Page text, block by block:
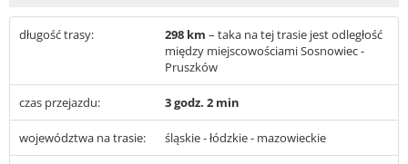
długość trasy: 298 km – taka na tej trasie jest odległość
między miejscowościami Sosnowiec -
Pruszków
czas przejazdu: 3 godz. 2 min
województwa na trasie: śląskie - łódzkie - mazowieckie